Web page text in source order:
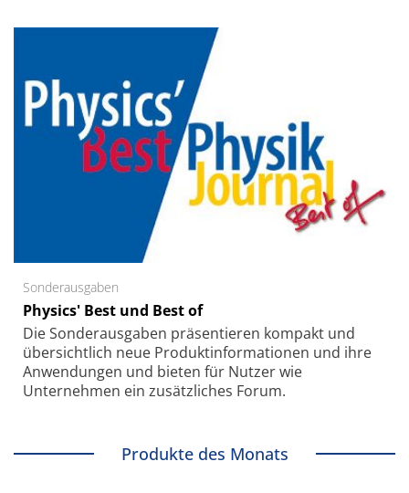
Sonderausgaben
Physics' Best und Best of
Die Sonder­ausgaben präsentieren kompakt und
übersichtlich neue Produkt­informationen und ihre
Anwendungen und bieten für Nutzer wie
Unternehmen ein zusätzliches Forum.
Produkte des Monats